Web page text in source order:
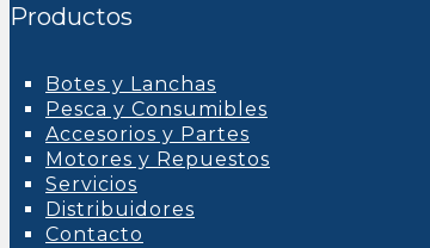
Productos
Botes y Lanchas
Pesca y Consumibles
Accesorios y Partes
Motores y Repuestos
Servicios
Distribuidores
Contacto